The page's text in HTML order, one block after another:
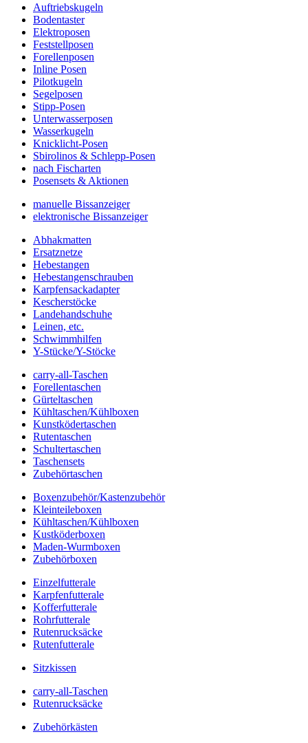
Auftriebskugeln
Bodentaster
Elektroposen
Feststellposen
Forellenposen
Inline Posen
Pilotkugeln
Segelposen
Stipp-Posen
Unterwasserposen
Wasserkugeln
Knicklicht-Posen
Sbirolinos & Schlepp-Posen
nach Fischarten
Posensets & Aktionen
manuelle Bissanzeiger
elektronische Bissanzeiger
Abhakmatten
Ersatznetze
Hebestangen
Hebestangenschrauben
Karpfensackadapter
Kescherstöcke
Landehandschuhe
Leinen, etc.
Schwimmhilfen
Y-Stücke/Y-Stöcke
carry-all-Taschen
Forellentaschen
Gürteltaschen
Kühltaschen/Kühlboxen
Kunstködertaschen
Rutentaschen
Schultertaschen
Taschensets
Zubehörtaschen
Boxenzubehör/Kastenzubehör
Kleinteileboxen
Kühltaschen/Kühlboxen
Kustköderboxen
Maden-Wurmboxen
Zubehörboxen
Einzelfutterale
Karpfenfutterale
Kofferfutterale
Rohrfutterale
Rutenrucksäcke
Rutenfutterale
Sitzkissen
carry-all-Taschen
Rutenrucksäcke
Zubehörkästen